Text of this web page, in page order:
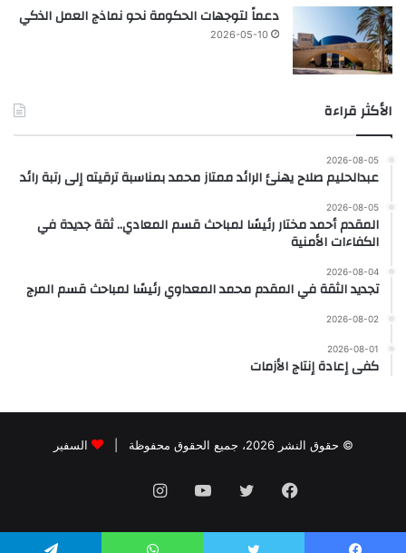
دعماً لتوجهات الحكومة نحو نماذج العمل الذكي
2026-05-10
الأكثر قراءة
2026-08-05
عبدالحليم صلاح يهنئ الرائد ممتاز محمد بمناسبة ترقيته إلى رتبة رائد
2026-08-05
المقدم أحمد مختار رئيسًا لمباحث قسم المعادي.. ثقة جديدة في
الكفاءات الأمنية
2026-08-04
تجديد الثقة في المقدم محمد المعداوي رئيسًا لمباحث قسم المرج
2026-08-02
2026-08-01
كفى إعادة إنتاج الأزمات
© حقوق النشر 2026، جميع الحقوق محفوظة | السفير
فيسبوك تويتر يوتيوب